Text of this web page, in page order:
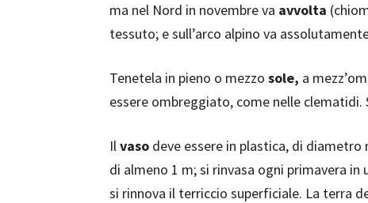
ma nel Nord in novembre va avvolta
tessuto; e sull’arco alpino va
Tenetela in pieno o mezzo sole, a
essere ombreggiato, come nelle clematidi.
Ilvaso deve essere in plastica, di
di almeno 1 m; si rinvasa ogni primavera
si rinnova il terriccio superficiale. La terra